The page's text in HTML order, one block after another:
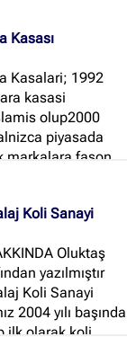
Kasası
Kasalari; 1992
kasasi
olup2000
piyasada
markalara fason
Koli Sanayi
Oluktaş
yazılmıştır
Koli Sanayi
2004 yılı başında
ilk olarak koli
✖